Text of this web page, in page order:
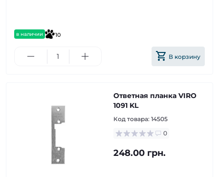
в наличии 10
В корзину
Ответная планка VIRO
1091 KL
Код товара: 14505
0
248.00 грн.